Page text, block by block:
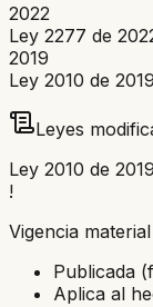
2022
Ley 2277 de
2019
Ley 2010 de 2019
Leyes
Ley 2010 de 2019
!
Vigencia
Publicada
Aplica al